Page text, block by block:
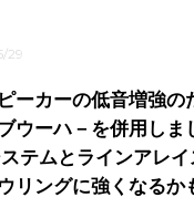
29
ーカーの低音増強の
ウーハ－を併用しま
テムとラインアレ
リングに強くなるか